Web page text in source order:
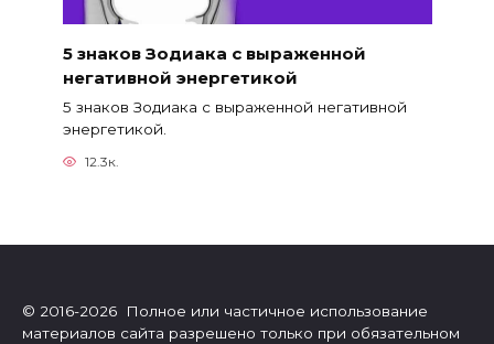
5 знаков Зодиака с выраженной
негативной энергетикой
5 знаков Зодиака с выраженной негативной
энергетикой.
12.3к.
© 2016-2026 Полное или частичное использование
материалов сайта разрешено только при обязательном